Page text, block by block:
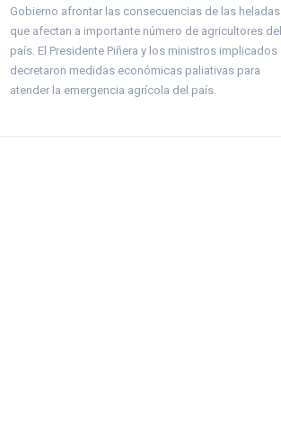
Gobierno afrontar las consecuencias de las heladas
que afectan a importante número de agricultores del
país. El Presidente Piñera y los ministros implicados
decretaron medidas económicas paliativas para
atender la emergencia agrícola del país.